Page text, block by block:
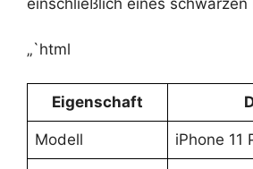
einschließlich eines schwarzen
„`html
Eigenschaft
Modell iPhone 11